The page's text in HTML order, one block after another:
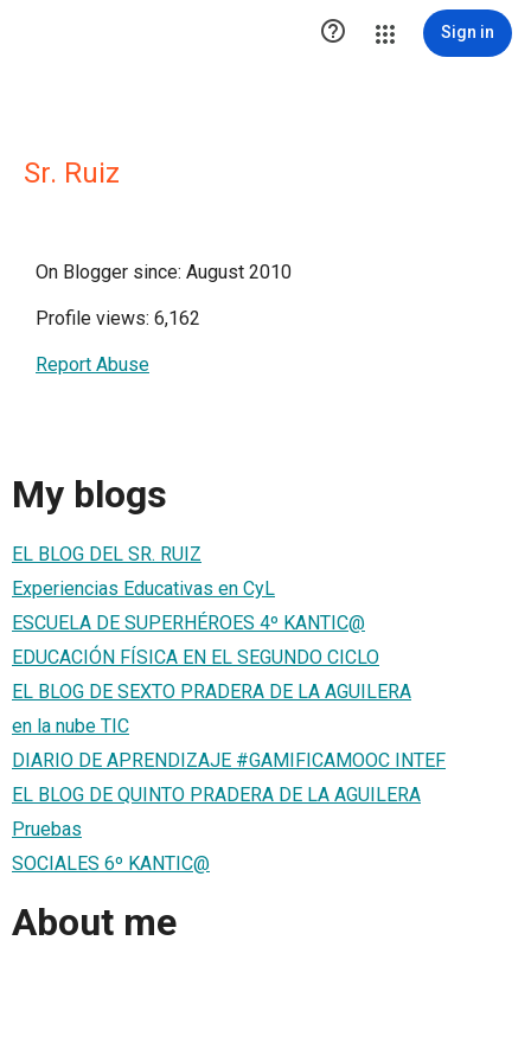
 Sign in
Sr. Ruiz
On Blogger since: August 2010
Profile views: 6,162
Report Abuse
My blogs
EL BLOG DEL SR. RUIZ
Experiencias Educativas en CyL
ESCUELA DE SUPERHÉROES 4º KANTIC@
EDUCACIÓN FÍSICA EN EL SEGUNDO CICLO
EL BLOG DE SEXTO PRADERA DE LA AGUILERA
en la nube TIC
DIARIO DE APRENDIZAJE #GAMIFICAMOOC INTEF
EL BLOG DE QUINTO PRADERA DE LA AGUILERA
Pruebas
SOCIALES 6º KANTIC@
About me